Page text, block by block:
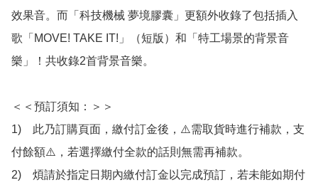
效果音。而「科技機械 夢境膠囊」更額外收錄了包括插入
歌「MOVE! TAKE IT!」（短版）和「特工場景的背景音
樂」！共收錄2首背景音樂。
＜＜預訂須知：＞＞
1)　此乃訂購頁面，繳付訂金後，⚠️需取貨時進行補款，支
付餘額⚠️，若選擇繳付全款的話則無需再補款。
2)　煩請於指定日期內繳付訂金以完成預訂，若未能如期付